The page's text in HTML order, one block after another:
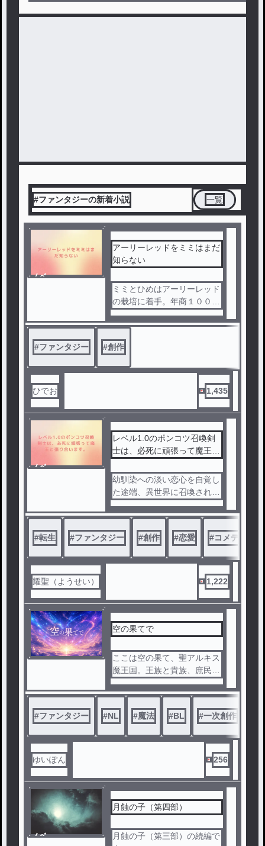
#ファンタジーの新着小説 一覧
ノベ
アーリーレッドをミミはまだ
知らない
ミミとひめはアーリーレッド
の栽培に着手。年商１０００
０億円の大企業となって。科
学部主将に就任するのだった
。
#ファンタジー #創作
ひでお 1,435
ノベ
レベル1.0のポンコツ召喚剣
士は、必死に頑張って魔王と
幼馴染への淡い恋心を自覚し
た途端、異世界に召喚されて
しまった華奈は勇者になり、
共に召喚された幼馴染の匠は
、まさかの――
『レベル1.0』
という超ポンコツ召喚剣士だ
筋姫騎士・華奈。
を持つ巨乳美少女メアリー。
さらには、世界を我が物にし
ようとする悪意と調略、そし
かり合うバグだらけの異世界
って魔王と張り合う道を選ぶ
無能剣士と脳筋姫騎士が贈る
、ちょっとおかしな異世界召
喚ファンタジー！
#転生 #ファンタジー #創作 #恋愛 #コメディ
耀聖（ようせい） 1,222
空の果てで
ここは空の果て、聖アルキス
魔王国。王族と貴族、庶民で
成り立つ魔法発展国。その国
には、とある集団がいた。15
歳程になった時。彼らは王宮
に収集された。その理由と集
団のこれからについて
#ファンタジー #NL #魔法 #BL #一次創作
ゆいぽん 256
ノベ
月蝕の子（第四部）
月蝕の子（第三部）の続編で